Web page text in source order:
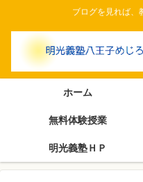
ブログを見れば、
ホーム
無料体験授業
明光義塾ＨＰ